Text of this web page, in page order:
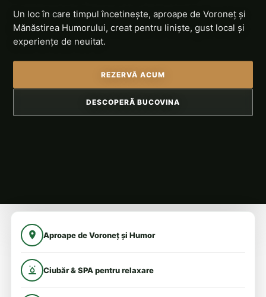
Un loc în care timpul încetinește, aproape de Voroneț și
Mănăstirea Humorului, creat pentru liniște, gust local și
experiențe de neuitat.
REZERVĂ ACUM
DESCOPERĂ BUCOVINA
Aproape de Voroneț și Humor
Ciubăr & SPA pentru relaxare